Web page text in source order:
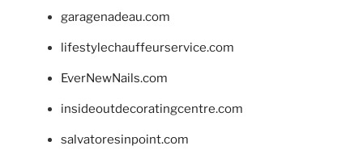
garagenadeau.com
lifestylechauffeurservice.com
EverNewNails.com
insideoutdecoratingcentre.com
salvatoresinpoint.com